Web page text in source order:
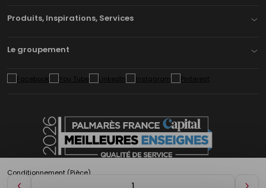
Conditionnement (Pièce)
Produits, Inspirations, Services
Le groupement